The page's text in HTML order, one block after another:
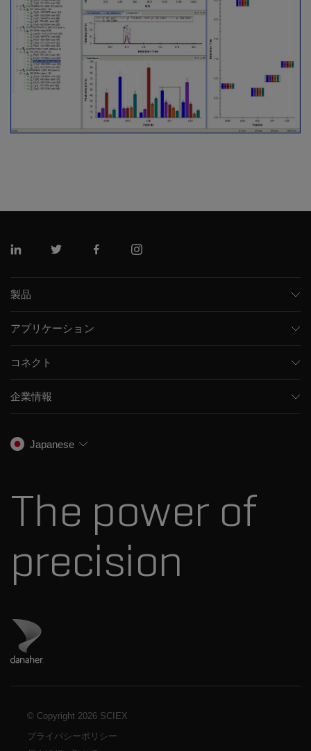
リンクトインツイッターフェイスブックインスタグラム
製品
キャピラリー電気泳動機器
統合ソリューション
スペクトルライブラリ
アプリケーション
環境分析
法医学ソリューション
コネクト
トレーニング
キャリア
企業情報
プレスリリース
Japanese
The power of
precision
ダナハーのサイトにアクセス
© Copyright 2026 SCIEX
プライバシーポリシー